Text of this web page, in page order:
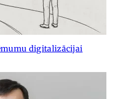
digitalizācijai